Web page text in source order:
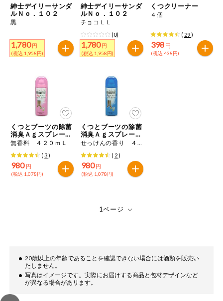
ポイントがも
らえる！
ミールキット
組合員さんの
リクエスト
いいもんみっ
け
オーガニック
アレルゲン対
応
エシカル
紳士デイリーサンダ
ルＮｏ．１０２
黒
1,780 円
(税込 1,958円)
紳士デイリーサンダ
ルＮｏ．１０２
チョコＬＬ
(0)
1,780 円
(税込 1,958円)
くつクリーナー
４個
( 29)
398 円
(税込 438円)
くつとブーツの除菌
消臭Ａｇスプレー徳
用
無香料 ４２０ｍＬ
(3)
980 円
(税込 1,078円)
くつとブーツの除菌
消臭Ａｇスプレー徳
用
せっけんの香り ４２０ｍＬ
( 2)
980 円
(税込 1,078円)
20歳以上の年齢であることを確認できない場合には酒類を販売い
たしません。
写真はイメージです。実際にお届けする商品と包材デザインなど
が異なる場合があリます。